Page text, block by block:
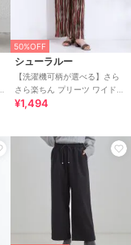
50%OFF
シューラルー
【洗濯機可柄が選べる】さら
さら楽ちん プリーツ ワイドパ
ンツ
¥1,494